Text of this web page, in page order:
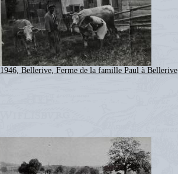
1946, Bellerive, Ferme de la famille Paul à Bellerive